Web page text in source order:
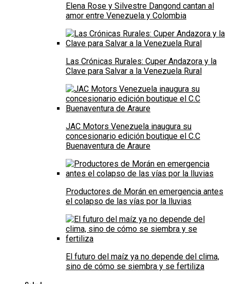
Elena Rose y Silvestre Dangond cantan al
amor entre Venezuela y Colombia
Las Crónicas Rurales: Cuper Andazora y la
Clave para Salvar a la Venezuela Rural
JAC Motors Venezuela inaugura su
concesionario edición boutique el C.C
Buenaventura de Araure
Productores de Morán en emergencia antes
el colapso de las vías por la lluvias
El futuro del maíz ya no depende del clima,
sino de cómo se siembra y se fertiliza